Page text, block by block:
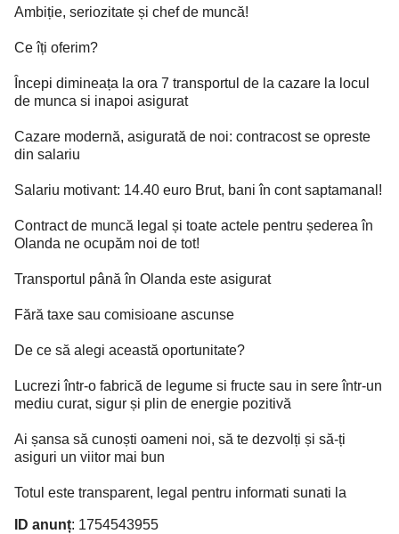
Ambiție, seriozitate și chef de muncă!
Ce îți oferim?
Începi dimineața la ora 7 transportul de la cazare la locul
de munca si inapoi asigurat
Cazare modernă, asigurată de noi: contracost se opreste
din salariu
Salariu motivant: 14.40 euro Brut, bani în cont saptamanal!
Contract de muncă legal și toate actele pentru șederea în
Olanda ne ocupăm noi de tot!
Transportul până în Olanda este asigurat
Fără taxe sau comisioane ascunse
De ce să alegi această oportunitate?
Lucrezi într-o fabrică de legume si fructe sau in sere într-un
mediu curat, sigur și plin de energie pozitivă
Ai șansa să cunoști oameni noi, să te dezvolți și să-ți
asiguri un viitor mai bun
Totul este transparent, legal pentru informati sunati la
ID anunț: 1754543955